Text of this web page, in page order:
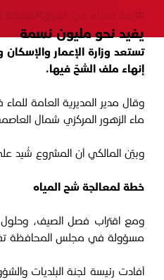
#أزمة المياه في العراق#مشكلة
يفيد نحو مليون نسمة
تستعد وزارة الإعمار
إنهاء ملف الشحّ فيها.
ماء الزهور المركزي شمال العاصمة"، مؤكداً إسهام المشروع
وبيّن المالكي أن المشروع شُيد على مساحة 84 دونماً، وطاقته الاستيعابية تصل إلى
خطة لمعالجة شح المياه
ومع اقتراب فصل الصيف،
مسؤولة في مجلس المحافظة
أفادت رئيسة لجنة البلديات